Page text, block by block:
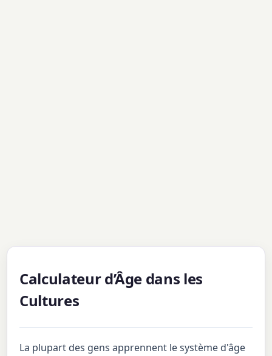
Calculateur d’Âge dans les
Cultures
La plupart des gens apprennent le système d'âge